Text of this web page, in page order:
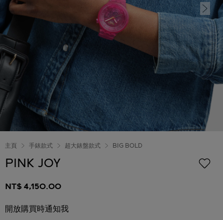
主頁 手錶款式 超大錶盤款式 BIG BOLD
PINK JOY
NT$ 4,150.00
開放購買時通知我